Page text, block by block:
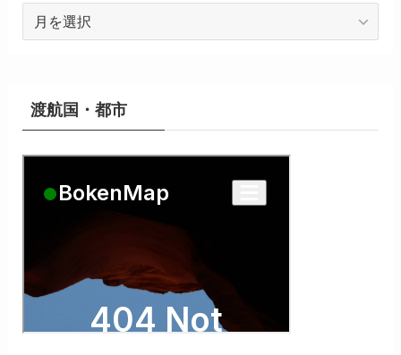
ー
ブ
渡航国・都市